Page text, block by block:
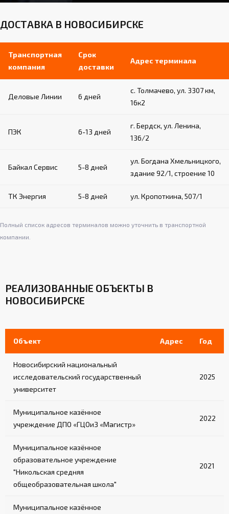
ДОСТАВКА В НОВОСИБИРСКЕ
Транспортная
компания
Срок
доставки
Адрес терминала
Деловые Линии 6 дней
с. Толмачево, ул. 3307 км,
16к2
ПЭК 6-13 дней
г. Бердск, ул. Ленина,
136/2
Байкал Сервис 5-8 дней
ул. Богдана Хмельницкого,
здание 92/1, строение 10
ТК Энергия 5-8 дней ул. Кропоткина, 507/1
Полный список адресов терминалов можно уточнить в транспортной
компании.
РЕАЛИЗОВАННЫЕ ОБЪЕКТЫ В
НОВОСИБИРСКЕ
Объект Адрес Год
Новосибирский национальный
исследовательский государственный
университет
2025
Муниципальное казённое
учреждение ДПО «ГЦОиЗ «Магистр»
2022
Муниципальное казённое
образовательное учреждение
"Никольская средняя
общеобразовательная школа"
2021
Муниципальное казённое